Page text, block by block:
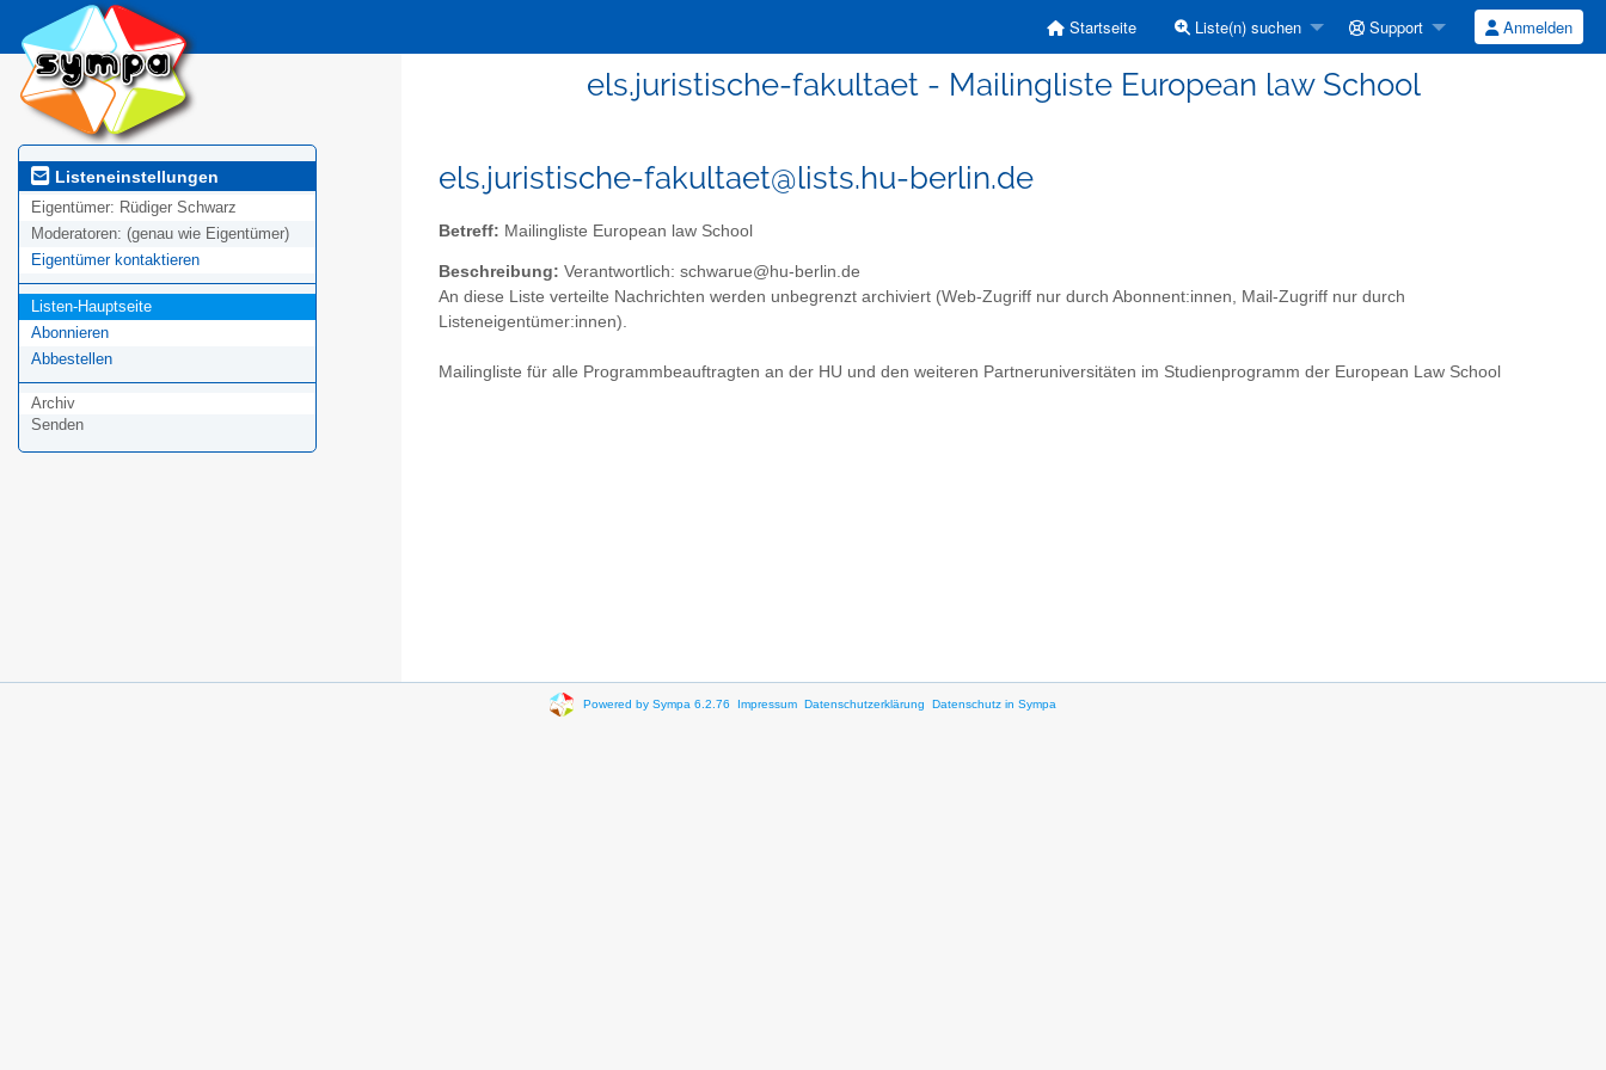
Startseite Liste(n) suchen Support Anmelden
els.juristische-fakultaet - Mailingliste European law School
Listeneinstellungen
Eigentümer: Rüdiger Schwarz
Moderatoren: (genau wie Eigentümer)
Eigentümer kontaktieren
Listen-Hauptseite
Abonnieren
Abbestellen
Archiv
Senden
els.juristische-fakultaet@lists.hu-berlin.de
Betreff: Mailingliste European law School
Beschreibung: Verantwortlich: schwarue@hu-berlin.de
An diese Liste verteilte Nachrichten werden unbegrenzt archiviert (Web-Zugriff nur durch Abonnent:innen, Mail-Zugriff nur durch
Listeneigentümer:innen).
Mailingliste für alle Programmbeauftragten an der HU und den weiteren Partneruniversitäten im Studienprogramm der European Law School
Powered by Sympa 6.2.76 Impressum Datenschutzerklärung Datenschutz in Sympa